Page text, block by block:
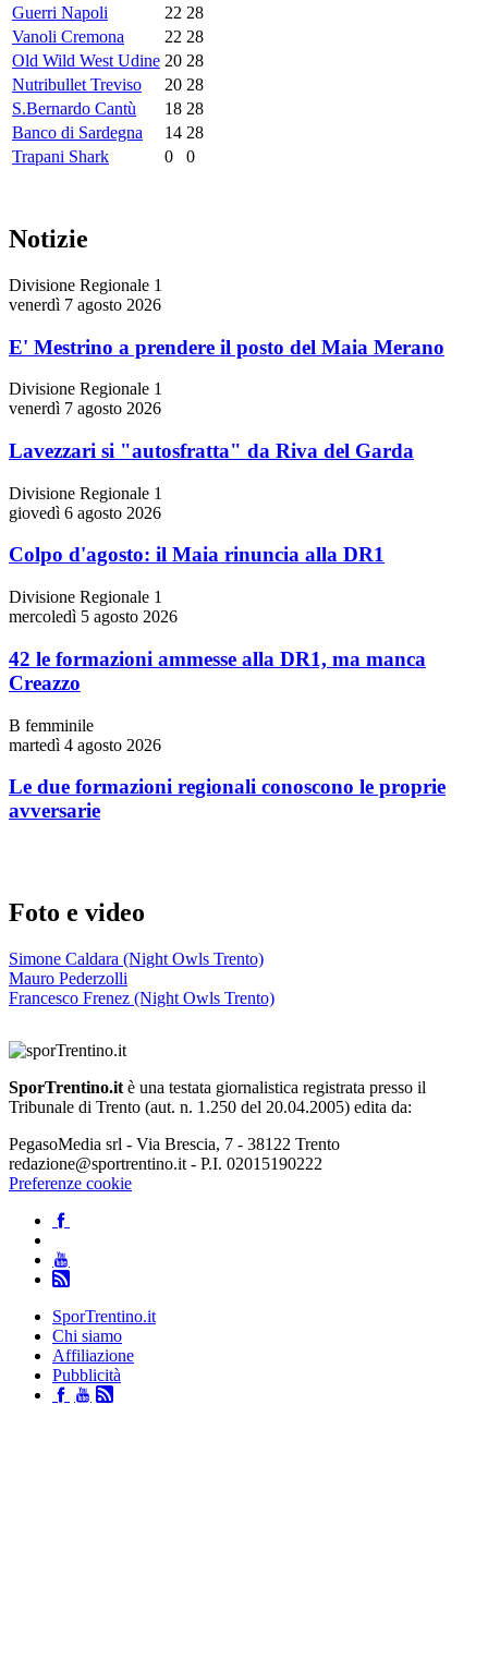
Guerri Napoli 22 28
Vanoli Cremona
22 28
Old Wild West Udine 20 28
Nutribullet Treviso
20 28
S.Bernardo Cantù
18 28
Banco di Sardegna
14 28
Trapani Shark
0 0
Notizie
Divisione Regionale 1
venerdì 7 agosto 2026
E' Mestrino a prendere il posto del Maia Merano
Divisione Regionale 1
venerdì 7 agosto 2026
Lavezzari si "autosfratta" da Riva del Garda
Divisione Regionale 1
giovedì 6 agosto 2026
Colpo d'agosto: il Maia rinuncia alla DR1
Divisione Regionale 1
mercoledì 5 agosto 2026
42 le formazioni ammesse alla DR1, ma manca
Creazzo
B femminile
martedì 4 agosto 2026
Le due formazioni regionali conoscono le proprie
avversarie
Foto e video
Simone Caldara (Night Owls Trento)
Mauro Pederzolli
Francesco Frenez (Night Owls Trento)
SporTrentino.it è una testata giornalistica registrata presso il
Tribunale di Trento (aut. n. 1.250 del 20.04.2005) edita da:
PegasoMedia srl - Via Brescia, 7 - 38122 Trento
redazione@sportrentino.it - P.I. 02015190222
Preferenze cookie
SporTrentino.it
Chi siamo
Affiliazione
Pubblicità